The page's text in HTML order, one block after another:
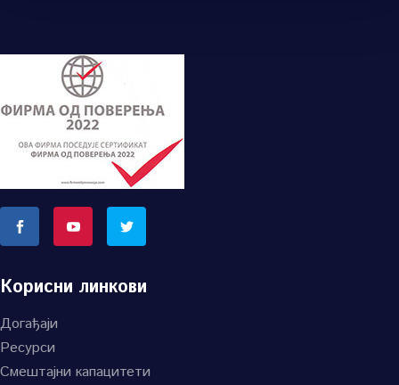
Корисни линкови
Догађаји
Ресурси
Смештајни капацитети